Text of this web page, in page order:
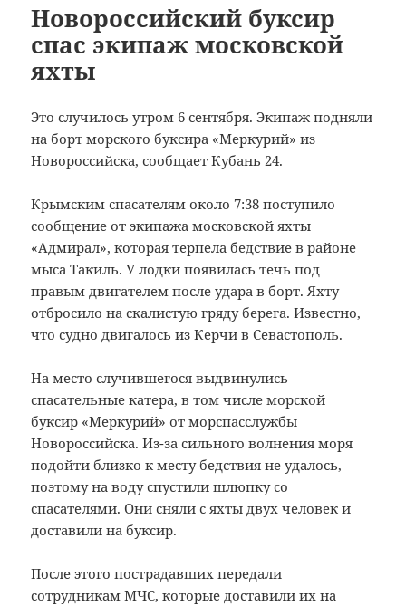
Новороссийский буксир
спас экипаж московской
яхты
Это случилось утром 6 сентября. Экипаж подняли
на борт морского буксира «Меркурий» из
Новороссийска, сообщает Кубань 24.
Крымским спасателям около 7:38 поступило
сообщение от экипажа московской яхты
«Адмирал», которая терпела бедствие в районе
мыса Такиль. У лодки появилась течь под
правым двигателем после удара в борт. Яхту
отбросило на скалистую гряду берега. Известно,
что судно двигалось из Керчи в Севастополь.
На место случившегося выдвинулись
спасательные катера, в том числе морской
буксир «Меркурий» от морспасслужбы
Новороссийска. Из-за сильного волнения моря
подойти близко к месту бедствия не удалось,
поэтому на воду спустили шлюпку со
спасателями. Они сняли с яхты двух человек и
доставили на буксир.
После этого пострадавших передали
сотрудникам МЧС, которые доставили их на